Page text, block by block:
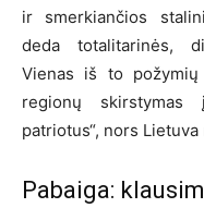
ir smerkiančios
deda totalitarinės,
Vienas iš to
regionų skirstymas
patriotus“, nors
Pabaiga: